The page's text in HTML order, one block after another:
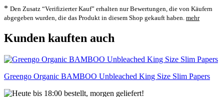
* Den Zusatz “Verifizierter Kauf” erhalten nur Bewertungen, die von Käufern
abgegeben wurden, die das Produkt in diesem Shop gekauft haben. mehr
Kunden kauften auch
Greengo Organic BAMBOO Unbleached King Size Slim Papers